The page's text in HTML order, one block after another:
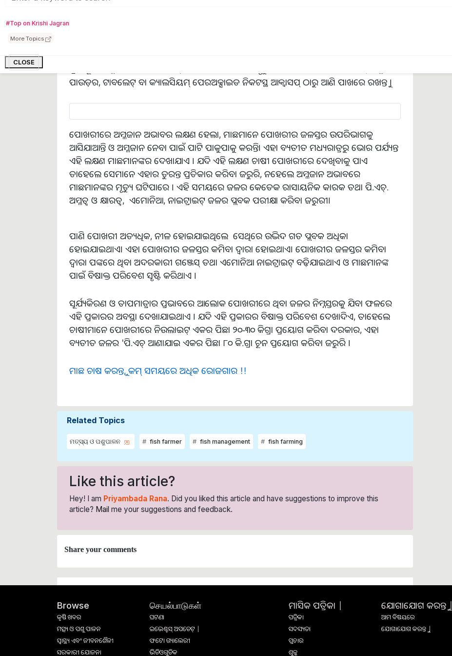
#Top on Krishi Jagran
More Topics
CLOSE
ଖରାଦିନେ ତାପମାତ୍ରା ବୃଦ୍ଧି ଯୋଗୁଁ ଜଳାଶୟରେ ଅମ୍ଳଜାନ ଅଭାବର କାରଣ ଦେଖାଯାଇଥାଏ ।
ପାଉଡ଼ର, ଟାବଲେଟ୍ ବା କ୍ୟାଲସିୟମ୍ ପେରଅକ୍ସାଇଡ ନିକଟସ୍ଥ ଆକ୍ଵାସପ୍ ଠାରୁ ଆଣି ପାଖରେ ରଖନ୍ତୁ ।
ପୋଖରୀରେ ଅମ୍ଳଜାନ ଅଭାବର ଲକ୍ଷଣ ହେଲା, ମାଛମାନେ ପୋଖରୀର ଜଳସ୍ତର ଉପରିଭାଗକୁ
ଆସିଯାଆନ୍ତି ଓ ଅମ୍ଳଜାନ ନେବା ପାଇଁ ପାଟି ପାକୁପାକୁ କରନ୍ତି। ଏହା ବ୍ୟତୀତ ମଧ୍ୟରାତ୍ରରୁ ଭୋର ପର୍ଯ୍ୟନ୍ତ
ଏହି ଲକ୍ଷଣ ମାଛମାନଙ୍କର ଦେଖାଯାଏ । ଯଦି ଏହି ଲକ୍ଷଣ ଚାଷୀ ପୋଖରୀରେ ଦେଖିବାକୁ ପାଏ
ତାହେଲେ ସେମାନେ ଏହାର ତୁରନ୍ତ ପ୍ରତିକାର କରିବା ଜରୁରି, ନହେଲେ ଅମ୍ଳଜାନ ଅଭାବରେ
ମାଛମାନଙ୍କର ମୃତ୍ୟୁ ଘଟିପାରେ । ଏହି ସମୟରେ ଜଳର କେତେକ ରାସାୟନିକ କାରକ ତଥା ପି.ଏଚ୍.
ଅମ୍ଳତ୍ଵ ଓ କ୍ଷାରତ୍ଵ, ଏମୋନିଆ, ନାଇଟ୍ରାଇଟ୍ ଜଳର ପ୍ଲବକ ପରୀକ୍ଷା କରିବା ଜରୁରୀ।
ପାଣି ପୋଖରୀ ଅତ୍ୟଧିକ, ନୀଳ ହୋଇଯାଇଥିଲେ ସେଥିରେ ଉଦ୍ଭିଦ ଗତ ପ୍ଲବକ ଅଧିକା
ହୋଇଯାଇଥାଏ। ଏହା ପୋଖରୀର ଜଳସ୍ତର କମିବା ଦ୍ଵାରା ହୋଇଥାଏ। ପୋଖରୀର ଜଳସ୍ତର କମିବା
ଦ୍ଵାରା ପଙ୍କରେ ଥିବା ଅଦରକାରୀ ଗଞ୍ଜେସ୍ ତଥା ଏମୋନିଆ ନାଇଟ୍ରାଇଟ୍ ବଢ଼ିଯାଇଥାଏ ଓ ମାଛମାନଙ୍କ
ପାଇଁ ବିଷାକ୍ତ ପରିବେଶ ସୃଷ୍ଟି କରିଥାଏ ।
ସୂର୍ଯ୍ୟକିରଣ ଓ ତାପମାତ୍ରାର ପ୍ରଭାବରେ ଆଲୋକ ପୋଖରୀରେ ଥିବା ଜଳର ନିମ୍ନସ୍ତରକୁ ଯିବା ଫଳରେ
ଏହି ପ୍ରକାରର ଅବସ୍ଥା ଦେଖାଯାଇଥାଏ । ଯଦି ଏହି ପ୍ରକାରର ବିଷାକ୍ତ ପରିବେଶ ଦେଖାଦିଏ, ତାହେଲେ
ଚାଷୀମାନେ ପୋଖରୀରେ ନିଉଲାଇଟ୍ ଏକର ପିଛା ୨୦-୩୦ କିଗ୍ରା ପ୍ରୟୋଗ କରିବା ଦରକାର, ଏହା
ବ୍ୟତୀତ ଜଳର 'ପି.ଏଚ୍ ଆଣାଯାଇ ଏକର ପିଛା ୮୦ କି.ଗ୍ରା ଚୂନ ପ୍ରୟୋଗ କରିବା ଜରୁରି ।
ମାଛ ଚାଷ କରନ୍ତୁ, କମ୍ ସମୟରେ ଅଧିକ ରୋଜଗାର !!
Related Topics
ମତ୍ସ୍ୟ ଓ ପଶୁପାଳନ fish farmer fish management fish farming
Like this article?
Hey! I am Priyambada Rana. Did you liked this article and have suggestions to improve this
article? Mail me your suggestions and feedback.
Share your comments
Browse
କୃଷି ଖବର
ମତ୍ସ୍ୟ ଓ ପଶୁ ପାଳନ
ସ୍ୱାସ୍ଥ୍ୟ ଏବଂ ଜୀବନଶୈଳୀ
ସରକାରୀ ଯୋଜନା
செயல்பாடுகள்
ଘଟଣା
ଇଭେଣ୍ଟସ୍ ଅପଡେଟ୍ |
ଫଟୋ ଗ୍ୟାଲେରୀ
ଭିଡିଓଗୁଡିକ
ମାସିକ ପତ୍ରିକା |
ପତ୍ରିକା
ସଦସ୍ୟତା
ପ୍ରଚାର
ଶୁଳ୍କ
ଯୋଗାଯୋଗ କରନ୍ତୁ |
ଆମ ବିଷୟରେ
ଯୋଗାଯୋଗ କରନ୍ତୁ |